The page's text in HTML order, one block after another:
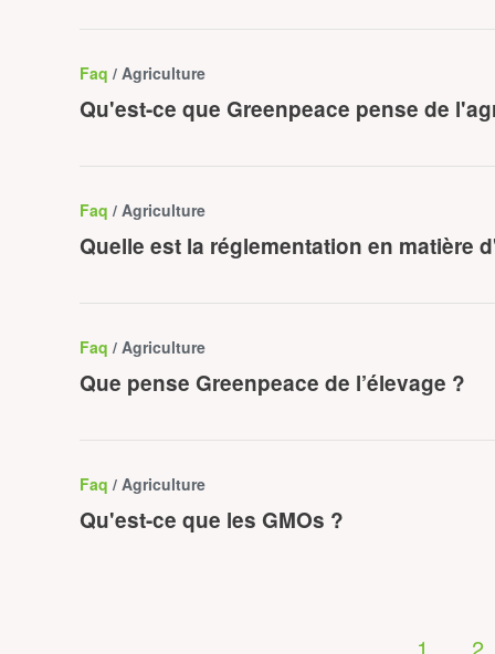
Faq / Agriculture
Qu'est-ce que Greenpeace pense de
Faq / Agriculture
Quelle est la réglementation en matière
Faq / Agriculture
Que pense Greenpeace de l’élevage ?
Faq / Agriculture
Qu'est-ce que les GMOs ?